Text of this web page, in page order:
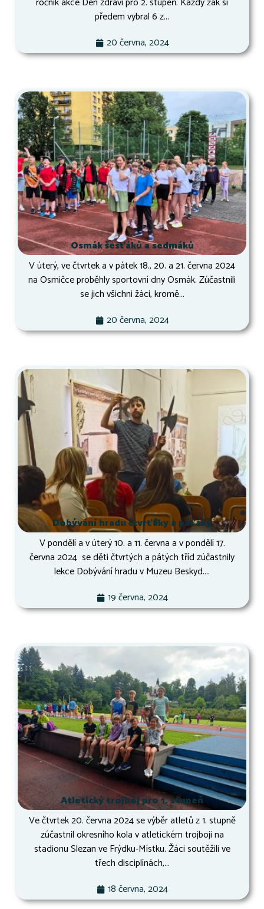
předem vybral 6 z...
20 června, 2024
Osmák šesťáků a sedmáků
V úterý, ve čtvrtek a v pátek 18., 20. a 21. června 2024
na Osmičce proběhly sportovní dny Osmák. Zúčastnili
se jich všichni žáci, kromě...
20 června, 2024
Dobývání hradu čtvrťáky a páťáky
V pondělí a v úterý 10. a 11. června a v pondělí 17.
června 2024 se děti čtvrtých a pátých tříd zúčastnily
lekce Dobývání hradu v Muzeu Beskyd....
19 června, 2024
Atletický trojboj pro 1. stupeň
Ve čtvrtek 20. června 2024 se výběr atletů z 1. stupně
zúčastnil okresního kola v atletickém trojboji na
stadionu Slezan ve Frýdku-Místku. Žáci soutěžili ve
třech disciplínách,...
18 června, 2024